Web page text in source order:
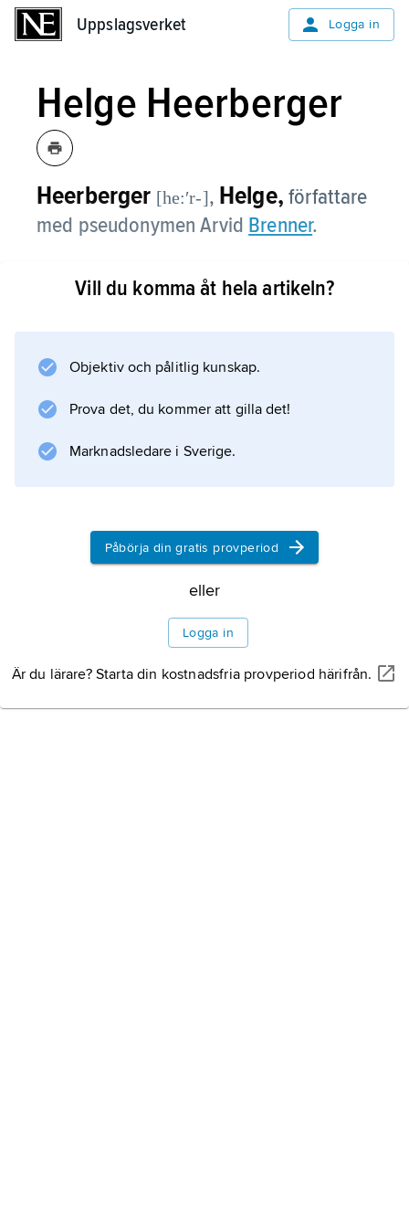
Uppslagsverket Logga in
Helge Heerberger
Heerberger [he:ʹr-], Helge, författare
med pseudonymen Arvid Brenner.
Vill du komma åt hela artikeln?
Objektiv och pålitlig kunskap.
Prova det, du kommer att gilla det!
Marknadsledare i Sverige.
Påbörja din gratis provperiod
eller
Logga in
Är du lärare? Starta din kostnadsfria provperiod härifrån.